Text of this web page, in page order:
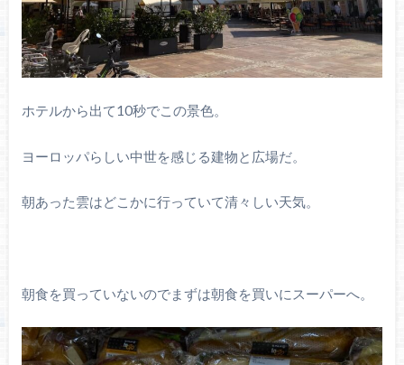
ホテルから出て10秒でこの景色。
ヨーロッパらしい中世を感じる建物と広場だ。
朝あった雲はどこかに行っていて清々しい天気。
朝食を買っていないのでまずは朝食を買いにスーパーへ。